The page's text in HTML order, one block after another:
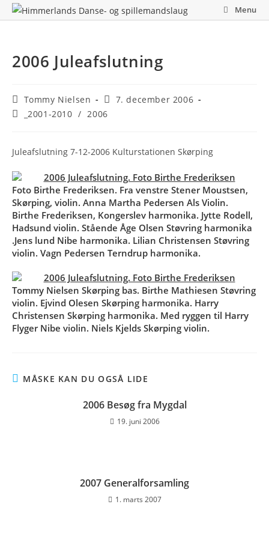
Skip
to
Menu
2006 Juleafslutning
Post
author:
Tommy Nielsen
Post
published:
7. december 2006
Post_2001-2010 / 2006
Juleafslutning 7-12-2006 Kulturstationen Skørping
Foto Birthe Frederiksen. Fra venstre Stener Moustsen,
Skørping, violin. Anna Martha Pedersen Als Violin.
Birthe Frederiksen, Kongerslev harmonika. Jytte Rodell,
Hadsund violin. Stående Åge Olsen Støvring harmonika
.Jens lund Nibe harmonika. Lilian Christensen Støvring
violin. Vagn Pedersen Terndrup harmonika.
Tommy Nielsen Skørping bas. Birthe Mathiesen Støvring
violin. Ejvind Olesen Skørping harmonika. Harry
Christensen Skørping harmonika. Med ryggen til Harry
Flyger Nibe violin. Niels Kjelds Skørping violin.
MÅSKE KAN DU OGSÅ LIDE
2006 Besøg fra Mygdal
19. juni 2006
2007 Generalforsamling
1. marts 2007